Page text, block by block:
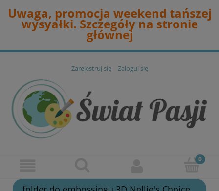
Uwaga, promocja weekend tańszej
wysyałki. Szczegóły na stronie
głównej
Zarejestruj się Zaloguj się